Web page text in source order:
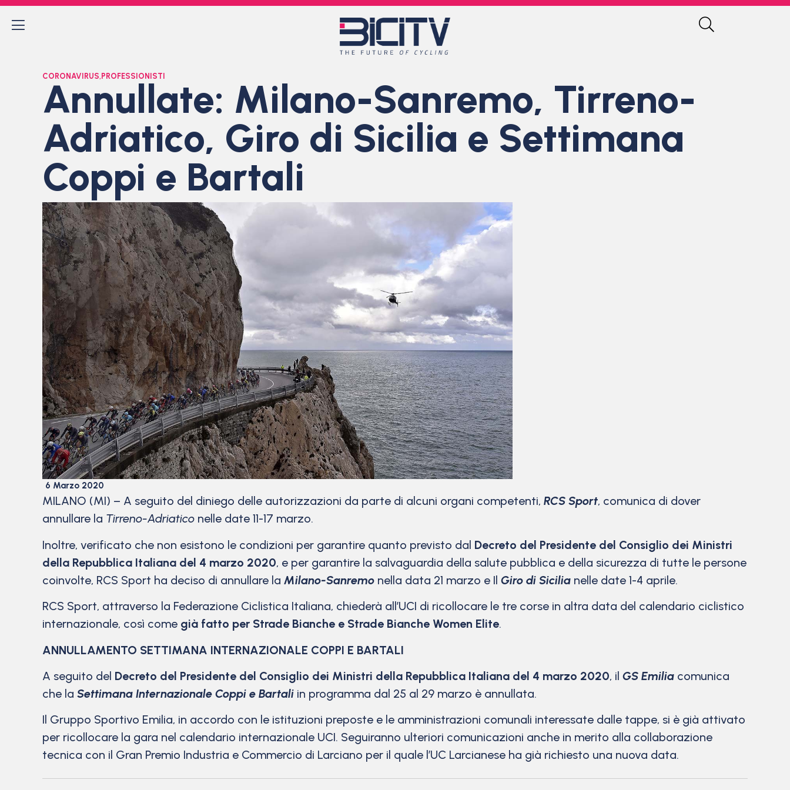
CORONAVIRUS, PROFESSIONISTI
Annullate: Milano-Sanremo, Tirreno-
Adriatico, Giro di Sicilia e Settimana
Coppi e Bartali
6 Marzo 2020
MILANO (MI) – A seguito del diniego delle autorizzazioni da parte di alcuni organi competenti, RCS Sport, comunica di dover
annullare la Tirreno-Adriatico nelle date 11-17 marzo.
Inoltre, verificato che non esistono le condizioni per garantire quanto previsto dal Decreto del Presidente del Consiglio dei Ministri
della Repubblica Italiana del 4 marzo 2020, e per garantire la salvaguardia della salute pubblica e della sicurezza di tutte le persone
coinvolte, RCS Sport ha deciso di annullare la Milano-Sanremo nella data 21 marzo e Il Giro di Sicilia nelle date 1-4 aprile.
RCS Sport, attraverso la Federazione Ciclistica Italiana, chiederà all’UCI di ricollocare le tre corse in altra data del calendario ciclistico
internazionale, così come già fatto per Strade Bianche e Strade Bianche Women Elite.
ANNULLAMENTO SETTIMANA INTERNAZIONALE COPPI E BARTALI
A seguito del Decreto del Presidente del Consiglio dei Ministri della Repubblica Italiana del 4 marzo 2020, il GS Emilia comunica
che la Settimana Internazionale Coppi e Bartali in programma dal 25 al 29 marzo è annullata.
Il Gruppo Sportivo Emilia, in accordo con le istituzioni preposte e le amministrazioni comunali interessate dalle tappe, si è già attivato
per ricollocare la gara nel calendario internazionale UCI. Seguiranno ulteriori comunicazioni anche in merito alla collaborazione
tecnica con il Gran Premio Industria e Commercio di Larciano per il quale l’UC Larcianese ha già richiesto una nuova data.